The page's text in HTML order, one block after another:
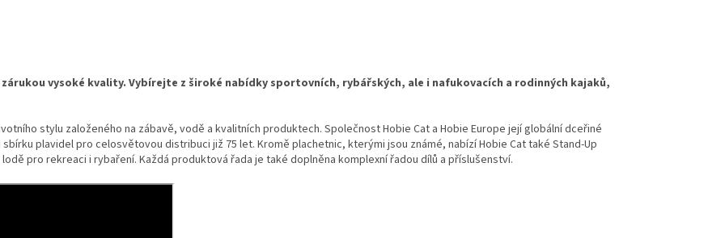
vysoké kvality. Vybírejte z široké nabídky sportovních, rybářských, ale i nafukovacích a rodinných kajaků,
stylu založeného na zábavě, vodě a kvalitních produktech. Společnost Hobie Cat a Hobie Europe její globální dceřiné
plavidel pro celosvětovou distribuci již 75 let. Kromě plachetnic, kterými jsou známé, nabízí Hobie Cat také Stand-Up
pro rekreaci i rybaření. Každá produktová řada je také doplněna komplexní řadou dílů a příslušenství.